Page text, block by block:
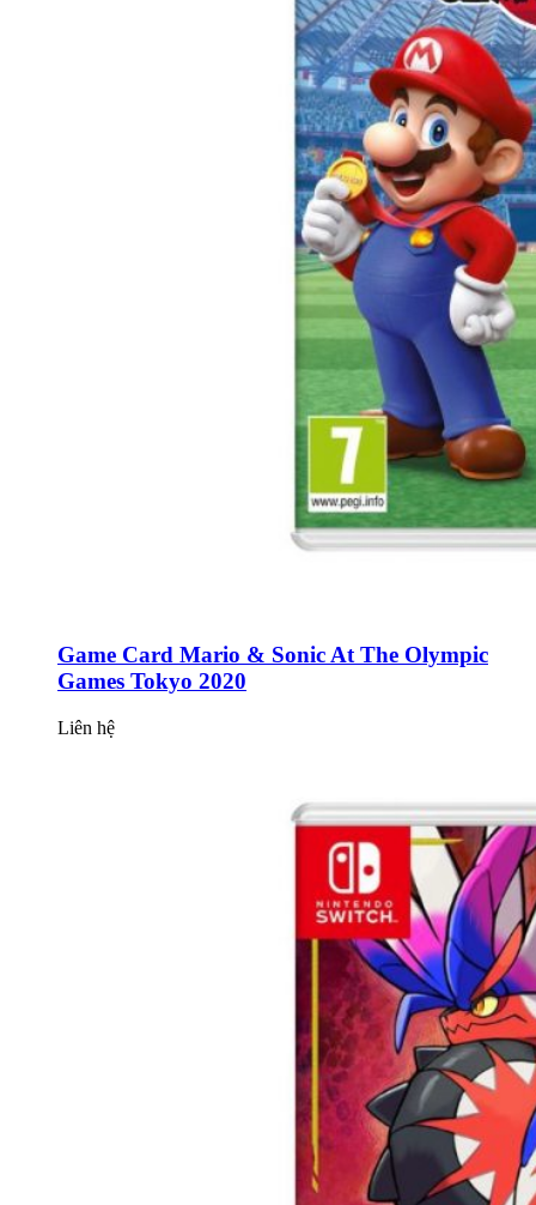
Game Card Mario & Sonic At The Olympic
Games Tokyo 2020
Liên hệ